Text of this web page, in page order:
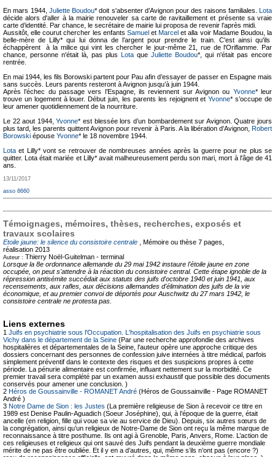
En mars 1944, Juliette Boudou* doit s'absenter d’Avignon pour des raisons familiales. Lota
décide alors d'aller à la mairie renouveler sa carte de ravitaillement et présente sa vraie
carte d’identité. Par chance, le secrétaire de mairie lui proposa de revenir l’après midi.
Aussitôt, elle courut chercher les enfants SamueletMarcel et alla voir Madame Boudou, la
belle-mère de Lilly* qui lui donna de l’argent pour prendre le train. C'est ainsi qu'ils
échappèrent à la milice qui vint les chercher le jour-même 21, rue de l'Oriflamme. Par
chance, personne n'était là, pas plus Lota que Juliette Boudou*, qui n'était pas encore
rentrée.
En mai 1944, les fils Borowski partent pour Pau afin d’essayer de passer en Espagne mais
sans succès. Leurs parents resteront à Avignon jusqu’à juin 1944.
Après l’échec du passage vers l’Espagne, ils reviennent sur Avignon ou Yvonne* leur
trouve un logement à louer. Début juin, les parents les rejoignent etYvonne* s’occupe de
leur amener quotidiennement de la nourriture.
Le 22 aout 1944,Yvonne* est blessée lors d’un bombardement sur Avignon. Quatre jours
plus tard, les parents quittent Avignon pour revenir à Paris. A la libération d’Avignon, Robert
Borowski épouse Yvonne* le 18 novembre 1944.
Lota et Lilly* vont se retrouver de nombreuses années après la guerre pour ne plus se
quitter. Lota était mariée et Lilly* avait malheureusement perdu son mari, mort à l'âge de 41
ans.
13/11/2017
asso 8660
Témoignages, mémoires, thèses, recherches, exposés et
travaux scolaires
Etoile jaune: le silence du consistoire centrale , Mémoire ou thèse 7 pages,
réalisation 2013
Auteur : Thierry Noël-Guitelman - terminal
Lorsque la 8e ordonnance allemande du 29 mai 1942 instaure l'étoile jaune en zone
occupée, on peut s'attendre à la réaction du consistoire central. Cette étape ignoble de la
répression antisémite succédait aux statuts des juifs d'octobre 1940 et juin 1941, aux
recensements, aux rafles, aux décisions allemandes d'élimination des juifs de la vie
économique, et au premier convoi de déportés pour Auschwitz du 27 mars 1942, le
consistoire centrale ne protesta pas.
Liens externes
1 Juifs en psychiatrie sous l'Occupation. L'hospitalisation des Juifs en psychiatrie sous
Vichy dans le département de la Seine (Par une recherche approfondie des archives
hospitalières et départementales de la Seine, l'auteur opère une approche critique des
dossiers concernant des personnes de confession juive internées à titre médical, parfois
simplement préventif dans le contexte des risques et des suspicions propres à cette
période. La pénurie alimentaire est confirmée, influant nettement sur la morbidité. Ce
premier travail sera complété par un examen aussi exhaustif que possible des documents
conservés pour amener une conclusion. )
2 Héros de Goussainville - ROMANET André (Héros de Goussainville - Page ROMANET
André )
3 Notre Dame de Sion : les Justes (La première religieuse de Sion à recevoir ce titre en
1989 est Denise Paulin-Aguadich (Soeur Joséphine), qui, à l’époque de la guerre, était
ancelle (en religion, fille qui voue sa vie au service de Dieu). Depuis, six autres sœurs de
la congrégation, ainsi qu’un religieux de Notre-Dame de Sion ont reçu la même marque de
reconnaissance à titre posthume. Ils ont agi à Grenoble, Paris, Anvers, Rome. L’action de
ces religieuses et religieux qui ont sauvé des Juifs pendant la deuxième guerre mondiale
mérite de ne pas être oubliée. Et il y en a d’autres, qui, même s’ils n’ont pas (encore ?)